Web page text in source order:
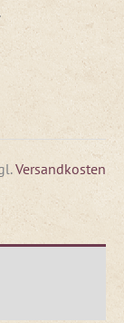
Versandkosten